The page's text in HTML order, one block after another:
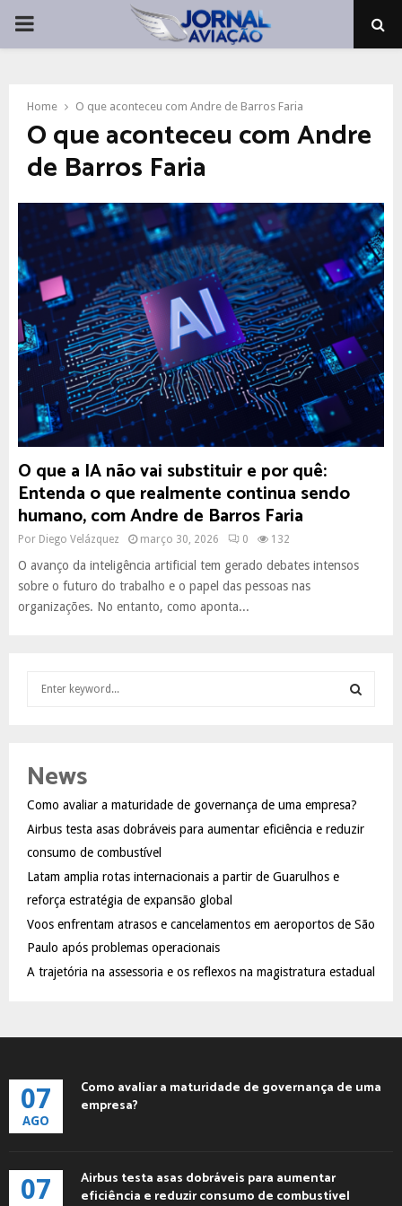
PRIMARY
Home O que aconteceu com Andre de Barros Faria
O que aconteceu com Andre
de Barros Faria
O que a IA não vai substituir e por quê:
Entenda o que realmente continua sendo
humano, com Andre de Barros Faria
Por Diego Velázquez março 30, 2026 0 132
O avanço da inteligência artificial tem gerado debates intensos
sobre o futuro do trabalho e o papel das pessoas nas
organizações. No entanto, como aponta...
h
o
r
:
R
News
Como avaliar a maturidade de governança de uma empresa?
Airbus testa asas dobráveis para aumentar eficiência e reduzir
consumo de combustível
Latam amplia rotas internacionais a partir de Guarulhos e
reforça estratégia de expansão global
Voos enfrentam atrasos e cancelamentos em aeroportos de São
Paulo após problemas operacionais
A trajetória na assessoria e os reflexos na magistratura estadual
07
AGO
Como avaliar a maturidade de governança de uma
empresa?
07
Airbus testa asas dobráveis para aumentar
eficiência e reduzir consumo de combustível